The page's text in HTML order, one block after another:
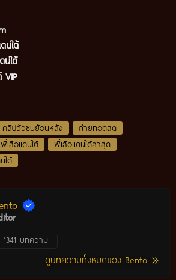
นใต้
นใต้
VIP
คลิปวัวชนย้อนหลัง
ถ่ายทอดสด
พี่เสือแดนใต้
พี่เสือแดนใต้ล่าสุด
ใต้
1341 บทความ
ดูบทความทั้งหมดของ Bento